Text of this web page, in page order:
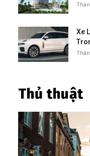
Xe
Thủ thuật